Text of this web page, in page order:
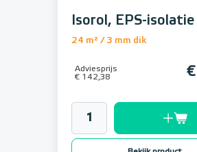
Isorol, EPS-isolatie
24 m² / 3 mm dik
Adviesprijs
€ 142,38